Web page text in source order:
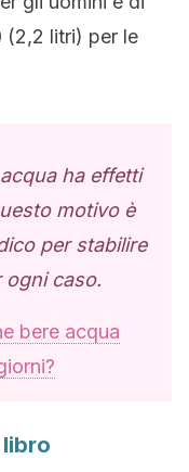
(2,2 litri) per le
ha effetti
motivo è
per stabilire
ogni caso.
bere acqua
libro